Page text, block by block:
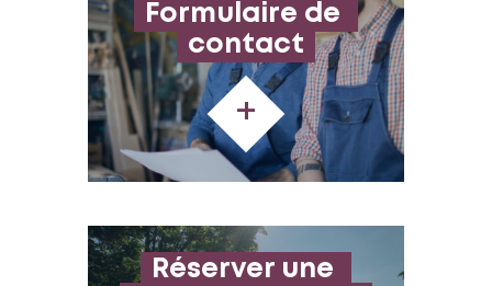
Formulaire de
contact
+
Réserver une